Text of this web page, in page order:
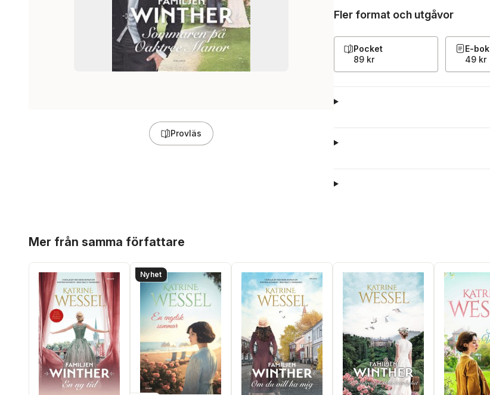
Provläs
Fler format och utgåvor
Pocket
89 kr
E-bok
49 kr
Mer från samma författare
Nyhet